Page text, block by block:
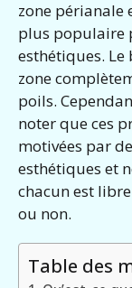
zone périanale
plus populaire
esthétiques. Le
zone
poils.
noter que ces
motivées par
esthétiques et
chacun est
ou non.
Table des